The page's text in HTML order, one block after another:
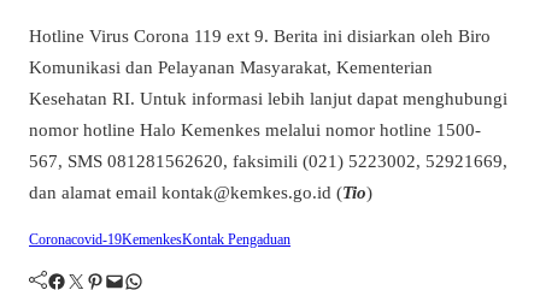
Hotline Virus Corona 119 ext 9. Berita ini disiarkan oleh Biro
Komunikasi dan Pelayanan Masyarakat, Kementerian
Kesehatan RI. Untuk informasi lebih lanjut dapat menghubungi
nomor hotline Halo Kemenkes melalui nomor hotline 1500-
567, SMS 081281562620, faksimili (021) 5223002, 52921669,
dan alamat email kontak@kemkes.go.id (Tio)
Coronacovid-19KemenkesKontak Pengaduan
Facebook Twitter Pinterest Mail WhatsApp